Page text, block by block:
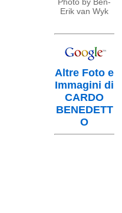
Photo by Ben-
Erik van Wyk
Altre Foto e
Immagini di
CARDO
BENEDETT
O